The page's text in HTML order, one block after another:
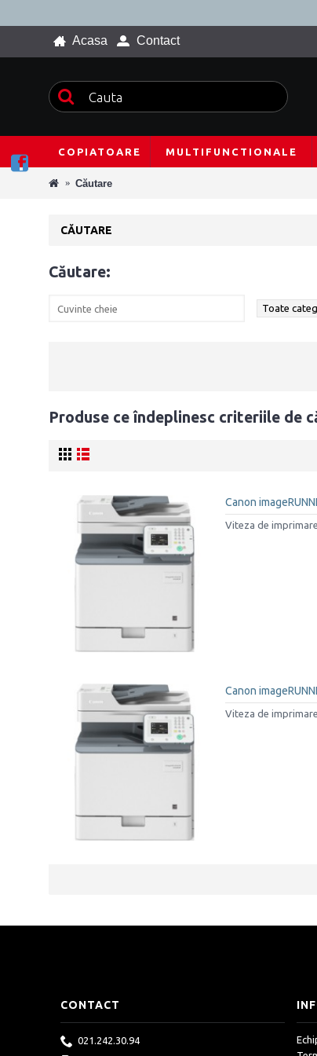
Acasa Contact
COPIATOARE MULTIFUNCTIONALE
Căutare
CĂUTARE
Căutare:
Produse ce îndeplinesc criteriile de
Canon
Viteza de
Canon
Viteza de
CONTACT
021.242.30.94